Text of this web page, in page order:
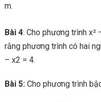
m.
Bài 4: Cho phương trình x²
rằng phương trình có hai
– x2 = 4.
Bài 5:Cho phương trình